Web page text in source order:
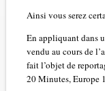
Ainsi vous serez
En appliquant dans
vendu au cours de
fait l’objet de
20 Minutes, Europe